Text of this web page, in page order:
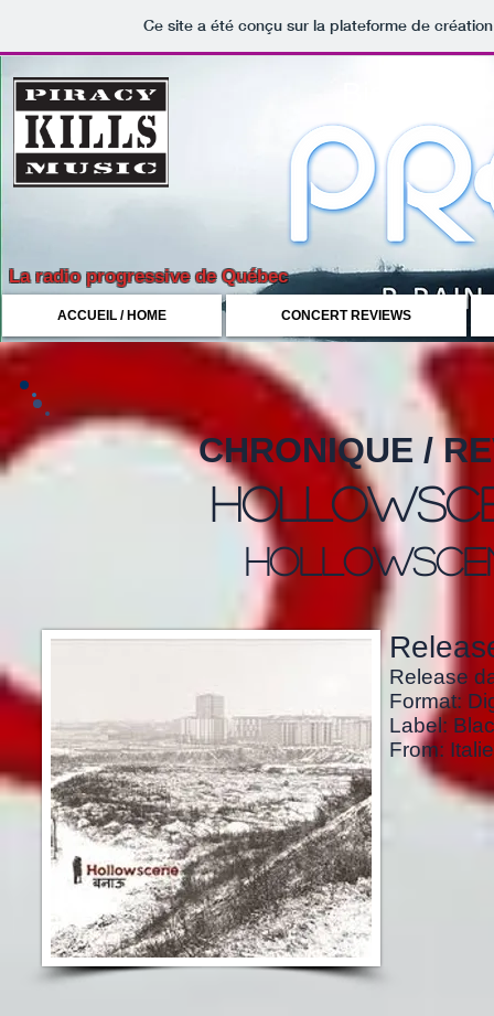
Ce site a été conçu sur la plateforme de
La radio progressive de Québec
CHRONIQUE /
Release
Format:
Label:
From:
ACCUEIL / HOME CONCERT REVIEWS